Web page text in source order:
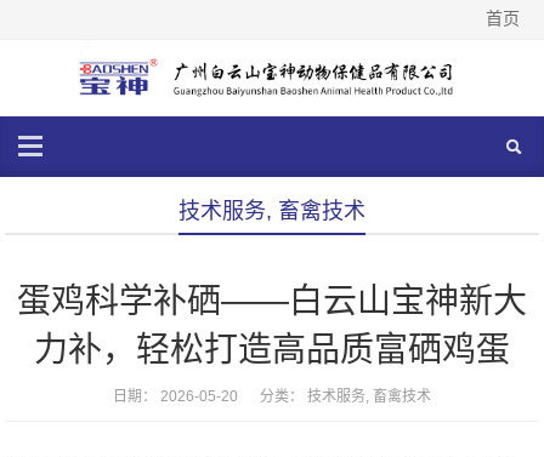
首页
技术服务, 畜禽技术
蛋鸡科学补硒——白云山宝神新大
力补，轻松打造高品质富硒鸡蛋
日期： 2026-05-20 分类： 技术服务, 畜禽技术